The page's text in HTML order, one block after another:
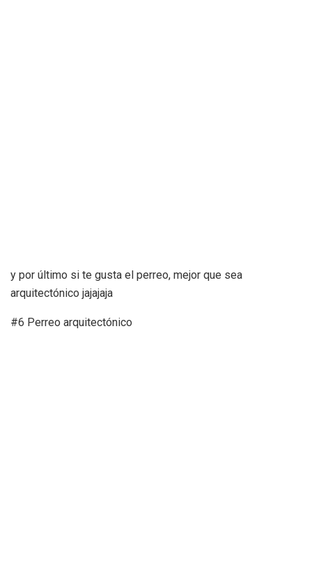
y por último si te gusta el perreo, mejor que sea
arquitectónico jajajaja
#6 Perreo arquitectónico